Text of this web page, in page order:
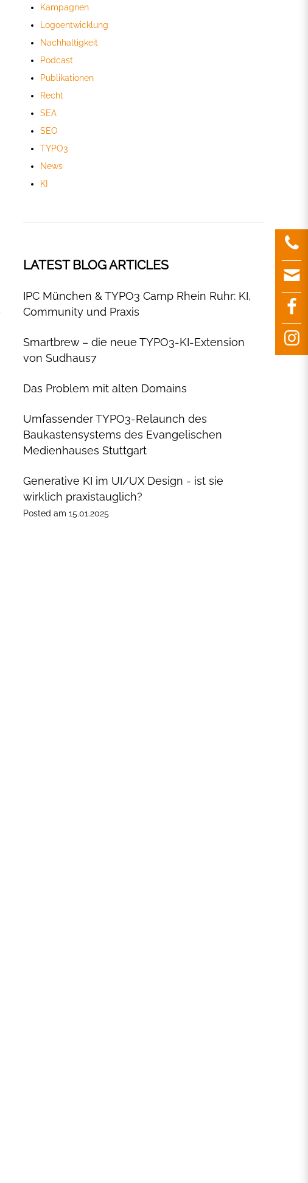
Kampagnen
Logoentwicklung
Nachhaltigkeit
Podcast
Publikationen
Recht
SEA
SEO
TYPO3
News
KI
LATEST BLOG ARTICLES
IPC München & TYPO3 Camp Rhein Ruhr: KI,
Community und Praxis
Smartbrew – die neue TYPO3-KI-Extension
von Sudhaus7
Das Problem mit alten Domains
Umfassender TYPO3-Relaunch des
Baukastensystems des Evangelischen
Medienhauses Stuttgart
Generative KI im UI/UX Design - ist sie
wirklich praxistauglich?
Posted am 15.01.2025